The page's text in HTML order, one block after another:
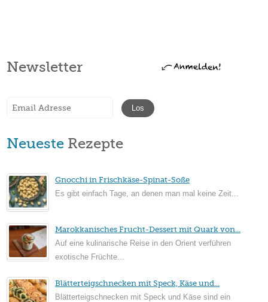
Newsletter
Neueste Rezepte
Gnocchi in Frischkäse-Spinat-Soße
Es gibt einfach Tage, an denen man mal keine Zeit...
Marokkanisches Frucht-Dessert mit Quark von...
Auf eine kulinarische Reise in den Orient verführen
exotische Früchte...
Blätterteigschnecken mit Speck, Käse und...
Blätterteigschnecken mit Speck und Käse sind ein